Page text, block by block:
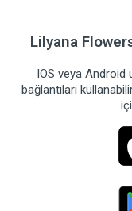
Lilyana
IOS veya Android
bağlantıları